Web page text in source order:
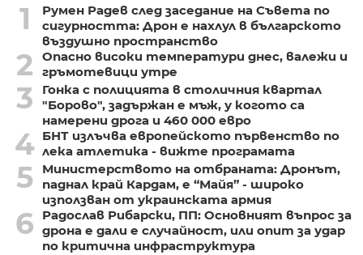
1
Румен Радев след заседание на Съвета по
сигурността: Дрон е нахлул в българското
въздушно пространство
2
Опасно високи температури днес, валежи и
гръмотевици утре
3
Гонка с полицията в столичния квартал
"Борово", задържан е мъж, у когото са
намерени дрога и 460 000 евро
4 БНТ излъчва европейското първенство по
лека атлетика - вижте програмата
5
Министерството на отбраната: Дронът,
паднал край Кардам, е “Майя” - широко
използван от украинската армия
6
Радослав Рибарски, ПП: Основният въпрос за
дрона е дали е случайност, или опит за удар
по критична инфраструктура